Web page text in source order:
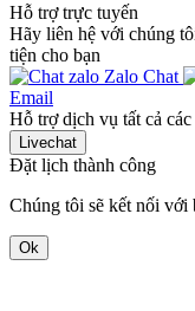
Hỗ trợ trực tuyến
Hãy liên hệ với chúng
tiện cho bạn
Zalo Chat
Email
Hỗ trợ dịch vụ tất cả
Livechat
Đặt lịch thành công
Chúng tôi sẽ kết nối với
Ok